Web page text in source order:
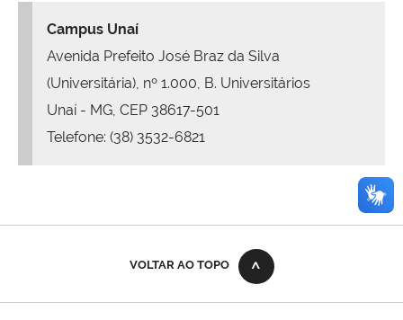
Campus Unaí­
Avenida Prefeito José Braz da Silva
(Universitária), nº 1.000, B. Universitários
Unaí - MG, CEP 38617-501
Telefone: (38) 3532-6821
VOLTAR AO TOPO